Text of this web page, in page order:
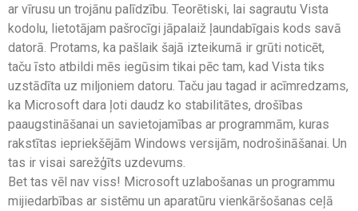
ar vīrusu un trojānu palīdzību. Teorētiski, lai sagrautu Vista
kodolu, lietotājam pašrocīgi jāpalaiž ļaundabīgais kods savā
datorā. Protams, ka pašlaik šajā izteikumā ir grūti noticēt,
taču īsto atbildi mēs iegūsim tikai pēc tam, kad Vista tiks
uzstādīta uz miljoniem datoru. Taču jau tagad ir acīmredzams,
ka Microsoft dara ļoti daudz ko stabilitātes, drošības
paaugstināšanai un savietojamības ar programmām, kuras
rakstītas iepriekšējām Windows versijām, nodrošināšanai. Un
tas ir visai sarežģīts uzdevums.
Bet tas vēl nav viss! Microsoft uzlabošanas un programmu
mijiedarbības ar sistēmu un aparatūru vienkāršošanas ceļā